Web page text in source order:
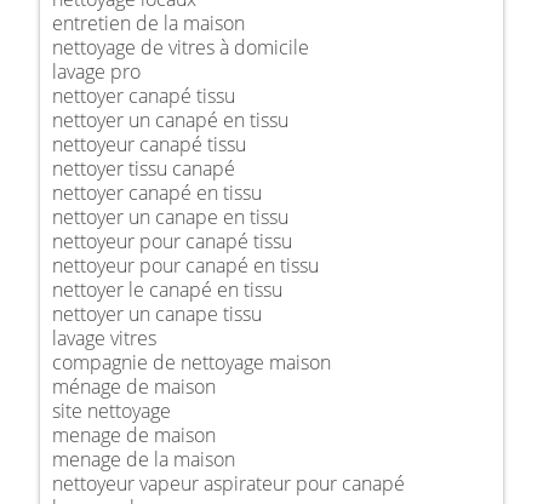
entretien de la maison
nettoyage de vitres à domicile
lavage pro
nettoyer canapé tissu
nettoyer un canapé en tissu
nettoyeur canapé tissu
nettoyer tissu canapé
nettoyer canapé en tissu
nettoyer un canape en tissu
nettoyeur pour canapé tissu
nettoyeur pour canapé en tissu
nettoyer le canapé en tissu
nettoyer un canape tissu
lavage vitres
compagnie de nettoyage maison
ménage de maison
site nettoyage
menage de maison
menage de la maison
nettoyeur vapeur aspirateur pour canapé